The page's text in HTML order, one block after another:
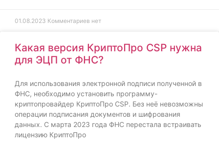
01.08.2023 Комментариев нет
Какая версия КриптоПро CSP нужна
для ЭЦП от ФНС?
Для использования электронной подписи полученной в
ФНС, необходимо установить программу-
криптопровайдер КриптоПро CSP. Без неё невозможны
операции подписания документов и шифрования
данных. С марта 2023 года ФНС перестала встраивать
лицензию КриптоПро